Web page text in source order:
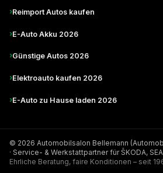
›Reimport Autos kaufen
›E-Auto Akku 2026
›Günstige Autos 2026
›Elektroauto kaufen 2026
›E-Auto zu Hause laden 2026
© 2026 Automobilsalon Bellemann
· Service- & Werkstattpartner für ŠKODA,
Ehrliche Beratung, faire Konditionen – seit